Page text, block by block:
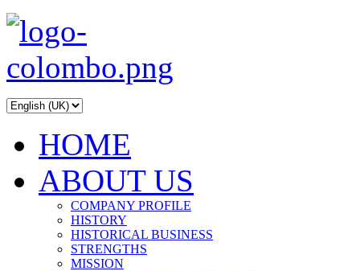
HOME
ABOUT US
COMPANY PROFILE
HISTORY
HISTORICAL BUSINESS
STRENGTHS
MISSION